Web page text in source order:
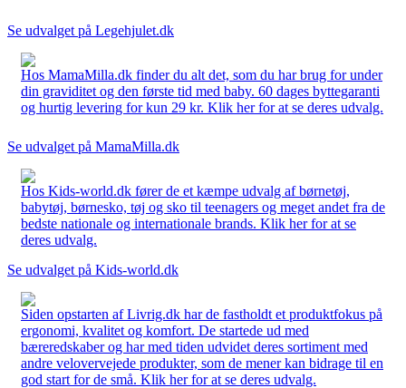
Se udvalget på Legehjulet.dk
Hos MamaMilla.dk finder du alt det, som du har brug for under
din graviditet og den første tid med baby. 60 dages byttegaranti
og hurtig levering for kun 29 kr. Klik her for at se deres udvalg.
Se udvalget på MamaMilla.dk
Hos Kids-world.dk fører de et kæmpe udvalg af børnetøj,
babytøj, børnesko, tøj og sko til teenagers og meget andet fra de
bedste nationale og internationale brands. Klik her for at se
deres udvalg.
Se udvalget på Kids-world.dk
Siden opstarten af Livrig.dk har de fastholdt et produktfokus på
ergonomi, kvalitet og komfort. De startede ud med
bæreredskaber og har med tiden udvidet deres sortiment med
andre velovervejede produkter, som de mener kan bidrage til en
god start for de små. Klik her for at se deres udvalg.